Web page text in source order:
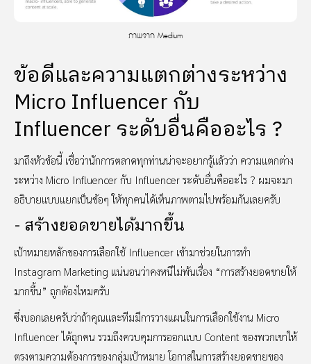
ภาพจาก Medium
ข้อดีและความแตกต่างระหว่าง
Micro Influencer กับ
Influencer ระดับอื่นคืออะไร ?
มาถึงหัวข้อนี้ เชื่อว่านักการตลาดทุกท่านน่าจะอยากรู้แล้วว่า ความแตกต่าง
ระหว่าง Micro Influencer กับ Influencer ระดับอื่นคืออะไร ? ผมจะมา
อธิบายแบบแยกเป็นข้อๆ ให้ทุกคนได้เห็นภาพตามไปพร้อมกันเลยครับ
- สร้างยอดขายได้มากขึ้น
เป้าหมายหลักของการเลือกใช้ Influencer เข้ามาช่วยในการทำ
Instagram Marketing แน่นอนว่าคงหนีไม่พ้นเรื่อง “การสร้างยอดขายให้
มากขึ้น” ถูกต้องไหมครับ
ซึ่งบอกเลยครับว่าถ้าคุณและทีมมีการวางแผนในการเลือกใช้งาน Micro
Influencer ได้ถูกคน รวมถึงควบคุมการออกแบบ Content ของพวกเขาให้
ตรงตามความต้องการของกลุ่มเป้าหมาย โอกาสในการสร้างยอดขายของ